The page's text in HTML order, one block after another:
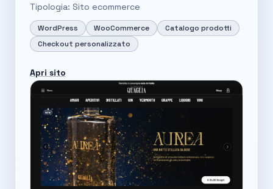
Tipologia: Sito ecommerce
WordPress WooCommerce
Catalogo prodotti
Checkout personalizzato
Apri sito